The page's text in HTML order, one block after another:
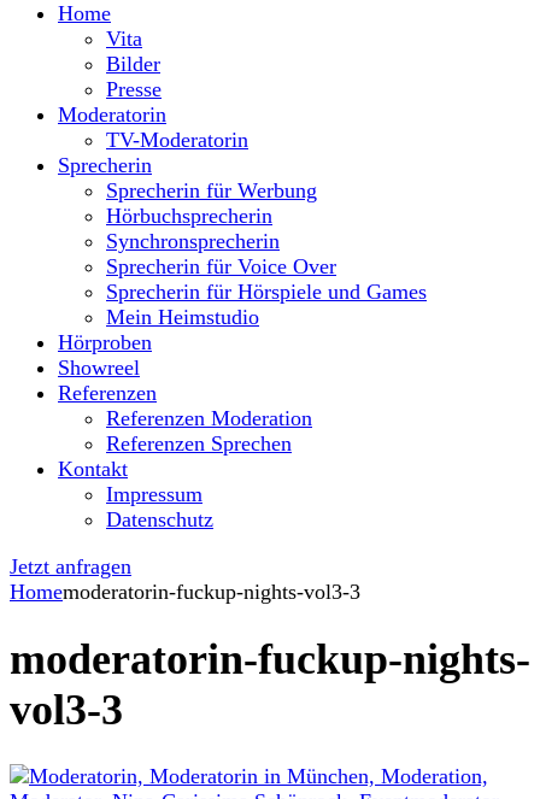
Home
Vita
Bilder
Presse
Moderatorin
TV-Moderatorin
Sprecherin
Sprecherin für Werbung
Hörbuchsprecherin
Synchronsprecherin
Sprecherin für Voice Over
Sprecherin für Hörspiele und Games
Mein Heimstudio
Hörproben
Showreel
Referenzen
Referenzen Moderation
Referenzen Sprechen
Kontakt
Impressum
Datenschutz
Jetzt anfragen
Homemoderatorin-fuckup-nights-vol3-3
moderatorin-fuckup-nights-
vol3-3